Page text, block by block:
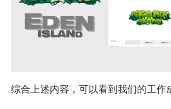
综合上述内容，可以看到我们的工作